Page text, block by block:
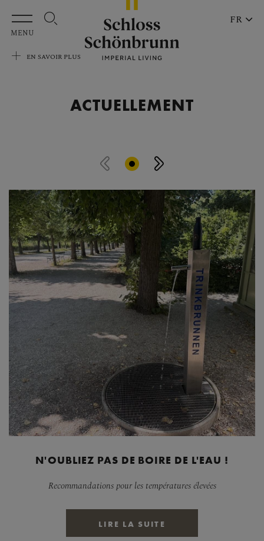
Aller au contenu principal
MENU
EN SAVOIR PLUS
FR
ACTUELLEMENT
N'OUBLIEZ PAS DE BOIRE DE L'EAU !
Recommandations pour les températures élevées
LIRE LA SUITE